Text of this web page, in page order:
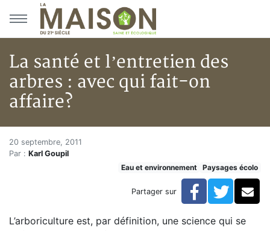
Aller au menu principal
Aller au contenu principal
La santé et l’entretien des
arbres : avec qui fait-on
affaire?
Accueil
Articles
Eau et environnement
La santé et l’entretien des arbres : avec qui fait-on
La santé et l’entretien des
20 septembre, 2011
Par : Karl Goupil
Eau et environnement
Paysages écolo
Partager sur Facebook
L’arboriculture est, par définition, une science qui se